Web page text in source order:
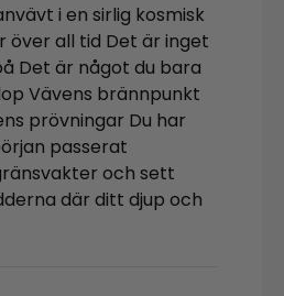
i en sirlig kosmisk
över all tid Det är inget
Det är något du bara
Vävens brännpunkt
prövningar Du har
passerat
och sett
där ditt djup och